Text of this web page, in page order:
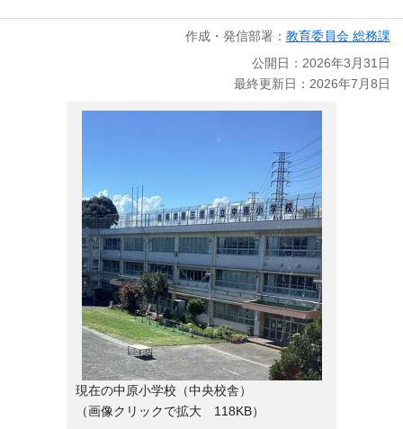
作成・発信部署： 教育委員会 総務課
公開日：2026年3月31日
最終更新日：2026年7月8日
現在の中原小学校（中央校舎）
（画像クリックで拡大 118KB）